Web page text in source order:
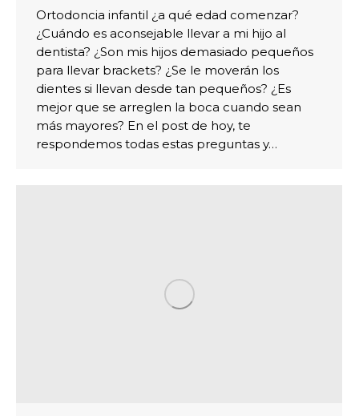
Ortodoncia infantil ¿a qué edad comenzar?
¿Cuándo es aconsejable llevar a mi hijo al
dentista? ¿Son mis hijos demasiado pequeños
para llevar brackets? ¿Se le moverán los
dientes si llevan desde tan pequeños? ¿Es
mejor que se arreglen la boca cuando sean
más mayores? En el post de hoy, te
respondemos todas estas preguntas y…